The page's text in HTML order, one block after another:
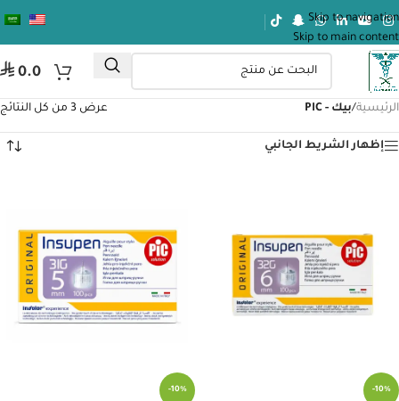
Skip to navigation
Skip to main content
⃁ 0.0
الرئيسية/بيك - PIC عرض ⁦3⁩ من كل النتائج
إظهار الشريط الجانبي
-10%
-10%